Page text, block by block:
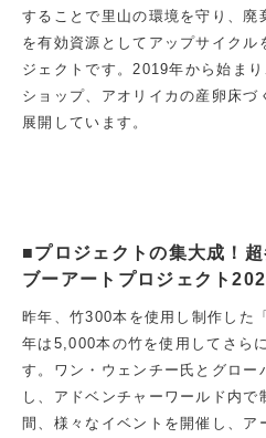
することで里山の環境を守り、
を有効資源としてアップサイクル
ジェクトです。2019年から始ま
ショップ、アオリイカの産卵床づ
展開しています。
■プロジェクトの集大成！
ブーアートプロジェクト
昨年、竹300本を使用し制作した
年は5,000本の竹を使用してさら
す。ワン・ウェンチー氏とグロー
し、アドベンチャーワールド内
間、様々なイベントを開催し、ア